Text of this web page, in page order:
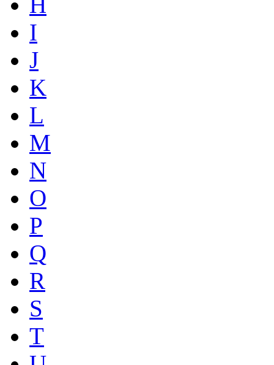
I
J
K
L
M
N
O
P
Q
R
S
T